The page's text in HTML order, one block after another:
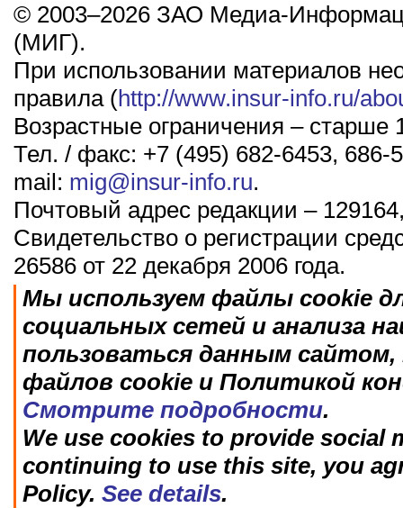
© 2003–2026 ЗАО Медиа-
(МИГ).
При использовании материалов
правила (http://www.insur-info.ru/
Возрастные ограничения – старше
Тел. / факс: +7 (495) 682-6453, 686-
mail: mig@insur-info.ru.
Почтовый адрес редакции –
Свидетельство о регистрации
26586 от 22 декабря 2006 года.
Мы используем файлы cookie
социальных сетей и анализа
пользоваться данным
файлов cookie и Политикой
Смотрите подробности.
We use cookies to provide social
continuing to use this site, you
Policy. See details.